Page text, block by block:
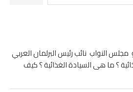
النواب نائب رئيس البرلمان العربي
؟ ما هى السيادة الغذائية ؟ كيف